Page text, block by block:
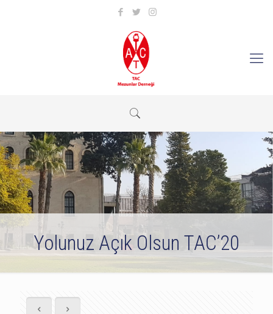
Yolunuz Açık Olsun TAC’20